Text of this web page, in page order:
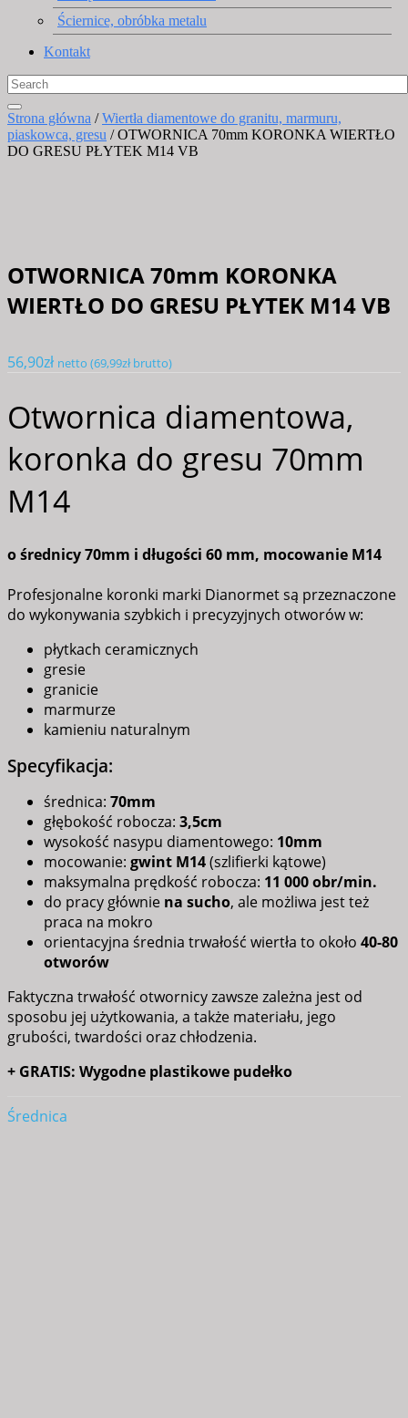
Ściernice, obróbka metalu
Kontakt
Strona główna /Wiertła diamentowe do granitu, marmuru,
piaskowca, gresu / OTWORNICA 70mm KORONKA WIERTŁO
DO GRESU PŁYTEK M14 VB
OTWORNICA 70mm KORONKA
WIERTŁO DO GRESU PŁYTEK M14 VB
56,90zł netto (69,99złbrutto)
Otwornica diamentowa,
koronka do gresu 70mm
M14
o średnicy 70mm i długości 60 mm, mocowanie M14
Profesjonalne koronki marki Dianormet są przeznaczone
do wykonywania szybkich i precyzyjnych otworów w:
płytkach ceramicznych
gresie
granicie
marmurze
kamieniu naturalnym
Specyfikacja:
średnica: 70mm
głębokość robocza: 3,5cm
wysokość nasypu diamentowego: 10mm
mocowanie: gwint M14(szlifierki kątowe)
maksymalna prędkość robocza: 11 000 obr/min.
do pracy głównie na sucho, ale możliwa jest też
praca na mokro
orientacyjna średnia trwałość wiertła to około 40-80
otworów
Faktyczna trwałość otwornicy zawsze zależna jest od
sposobu jej użytkowania, a także materiału, jego
grubości, twardości oraz chłodzenia.
+ GRATIS: Wygodne plastikowe pudełko
Średnica